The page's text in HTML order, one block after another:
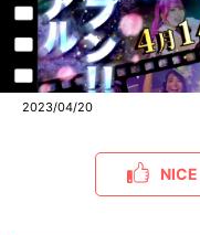
2023/04/20
NICE